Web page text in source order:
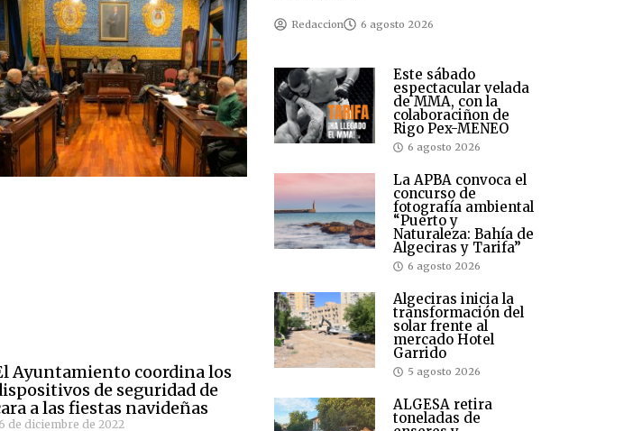
Ayuntamiento coordina los
de seguridad de
a las fiestas navideñas
de diciembre de 2022
Redaccion 6 agosto 2026
Este sábado
espectacular velada
de MMA, con la
colaboraciñon de
Rigo Pex-MENEO
6 agosto 2026
La APBA convoca el
concurso de
fotografía ambiental
“Puerto y
Naturaleza: Bahía de
Algeciras y Tarifa”
6 agosto 2026
Algeciras inicia la
transformación del
solar frente al
mercado Hotel
Garrido
5 agosto 2026
ALGESA retira
toneladas de